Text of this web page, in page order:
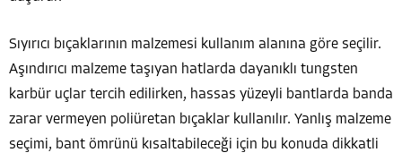
Sıyırıcı bıçaklarının malzemesi kullanım alanına göre seçilir.
Aşındırıcı malzeme taşıyan hatlarda dayanıklı tungsten
karbür uçlar tercih edilirken, hassas yüzeyli bantlarda banda
zarar vermeyen poliüretan bıçaklar kullanılır. Yanlış malzeme
seçimi, bant ömrünü kısaltabileceği için bu konuda dikkatli